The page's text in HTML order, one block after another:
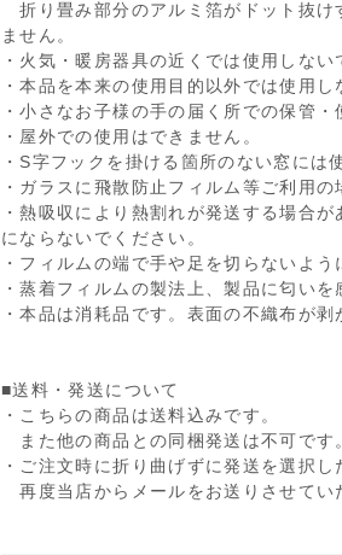
折り畳み部分のアルミ箔がドット抜け
ません。
・火気・暖房器具の近くでは使用しない
・本品を本来の使用目的以外では使用し
・小さなお子様の手の届く所での保管・
・屋外での使用はできません。
・S字フックを掛ける箇所のない窓には
・ガラスに飛散防止フィルム等ご利用
・熱吸収により熱割れが発送する場合
にならないでください。
・フィルムの端で手や足を切らないよ
・蒸着フィルムの製法上、製品に匂い
・本品は消耗品です。表面の不織布が
■送料・発送について
・こちらの商品は送料込みです。
また他の商品との同梱発送は不可です
・ご注文時に折り曲げずに発送を選択
再度当店からメールをお送りさせてい